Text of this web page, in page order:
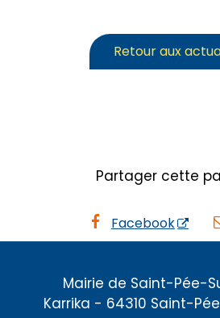
Retour aux
Partager cette
Facebook
Mairie de Saint-Pée-
Karrika - 64310 Saint-